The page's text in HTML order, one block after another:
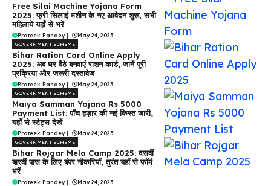
Free Silai Machine Yojana Form
2025: फ्री सिलाई मशीन के नए आवेदन शुरू, सभी
महिलायें यहाँ से भरें
Prateek Pandey | May 24, 2025
GOVERNMENT SCHEME
Bihar Ration Card Online Apply
2025: अब घर बैठे बनवाएं राशन कार्ड, जानें पूरी
प्रक्रिया और जरूरी दस्तावेज
Prateek Pandey | May 24, 2025
GOVERNMENT SCHEME
Maiya Samman Yojana Rs 5000
Payment List: पाँच हज़ार की नई किस्त जारी,
यहाँ से स्टेट्स देखें
Prateek Pandey | May 24, 2025
GOVERNMENT SCHEME
Bihar Rojgar Mela Camp 2025: दसवीं
बारवीं पास के लिए बंपर नौकरियाँ, तुरंत यहाँ से फॉर्म
भरें
Prateek Pandey | May 24, 2025